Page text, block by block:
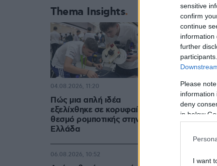
sensitive
confirm
continue
information
further
Please
information
deny
in below
I want
Thema Insights
Πώς μια απλή ιδέα
εξελίχθηκε σε κορυφαίο
θεσμό ρομποτικής στην
Ελλάδα
04.08.2026, 11:20
06.08.2026, 10:52